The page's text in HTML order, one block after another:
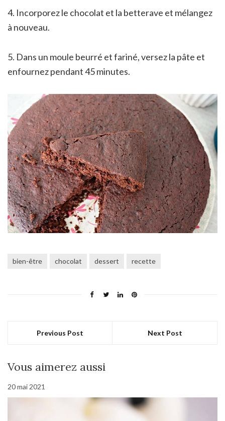
4. Incorporez le chocolat et la betterave et mélangez
à nouveau.
5. Dans un moule beurré et fariné, versez la pâte et
enfournez pendant 45 minutes.
bien-être chocolat dessert recette
Previous Post Next Post
Vous aimerez aussi
20 mai 2021